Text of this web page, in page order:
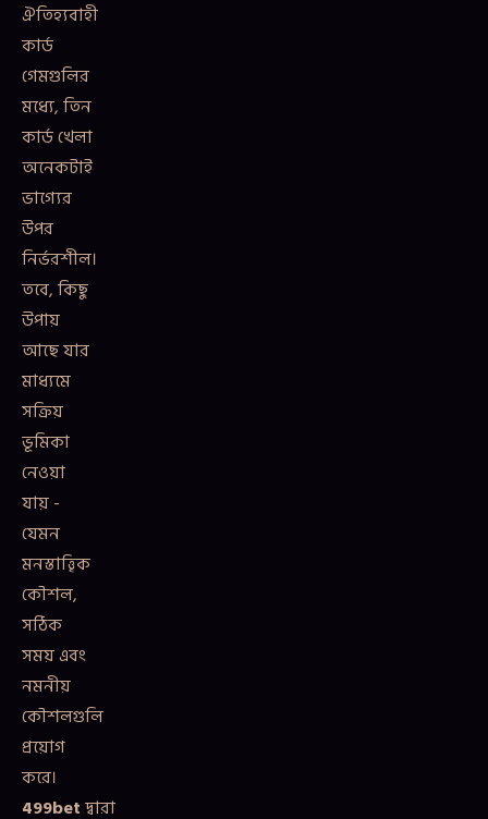
ঐতিহ্যবাহী
কার্ড
গেমগুলির
মধ্যে, তিন
কার্ড খেলা
অনেকটাই
ভাগ্যের
উপর
নির্ভরশীল।
তবে, কিছু
উপায়
আছে যার
মাধ্যমে
সক্রিয়
ভূমিকা
নেওয়া
যায় -
যেমন
মনস্তাত্ত্বিক
কৌশল,
সঠিক
সময় এবং
নমনীয়
কৌশলগুলি
প্রয়োগ
করে।
499betদ্বারা